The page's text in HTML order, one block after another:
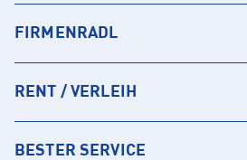
FIRMENRADL
RENT / VERLEIH
BESTER SERVICE